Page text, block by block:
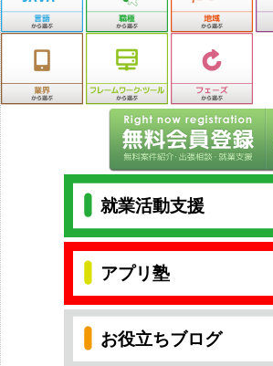
就業活動支援
アプリ塾
お役立ちブログ